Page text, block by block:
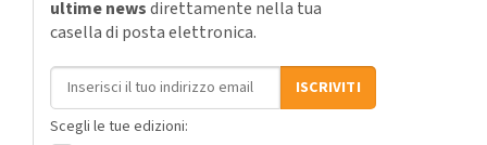
ultime newsdirettamente nella tua
casella di posta elettronica.
Indirizzo email
ISCRIVITI
Scegli le tue edizioni: